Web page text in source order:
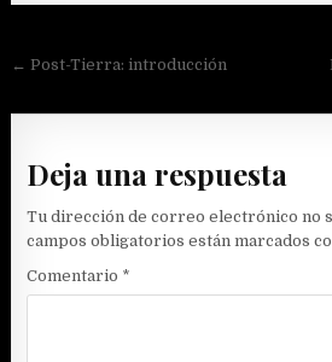
Navegación
de
← Post-Tierra: introducción
Deja una respuesta
Tu dirección de correo electrónico no
campos obligatorios están marcados
Comentario *